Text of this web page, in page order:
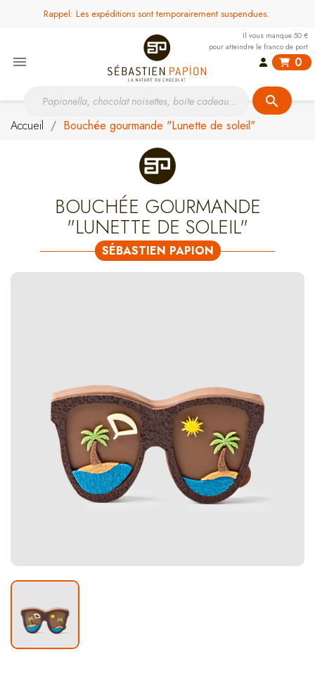
Rappel: Les expéditions sont temporairement suspendues.
search
0
Il vous manque 50 €
pour atteindre le franco de port

Accueil Bouchée gourmande "Lunette de soleil"
BOUCHÉE GOURMANDE
"LUNETTE DE SOLEIL"
SÉBASTIEN PAPION